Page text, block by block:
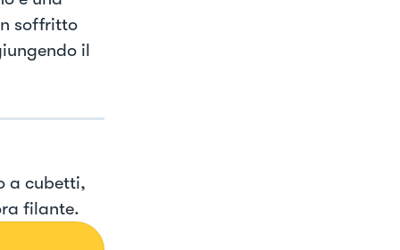
soffritto
il
a cubetti,
filante.